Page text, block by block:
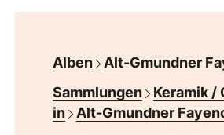
Alben
Alt-Gmundner
Sammlungen
Keramik /
in
Alt-Gmundner